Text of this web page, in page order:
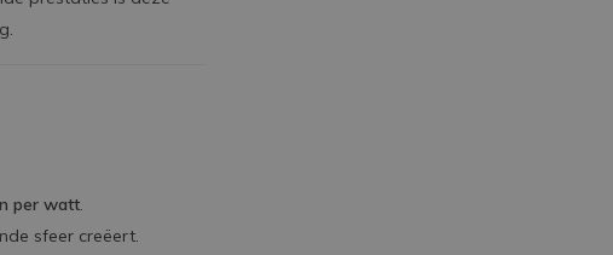
per watt.
sfeer creëert.